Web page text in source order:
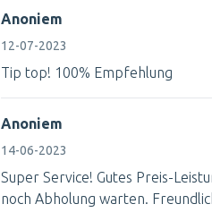
Anoniem
12-07-2023
Tip top! 100% Empfehlung
Anoniem
14-06-2023
Super Service! Gutes Preis-
noch Abholung warten.